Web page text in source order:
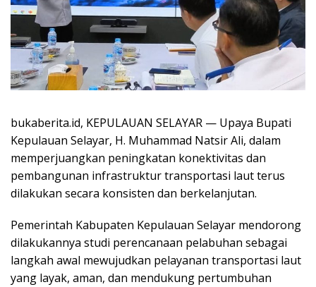
bukaberita.id, KEPULAUAN SELAYAR — Upaya Bupati
Kepulauan Selayar, H. Muhammad Natsir Ali, dalam
memperjuangkan peningkatan konektivitas dan
pembangunan infrastruktur transportasi laut terus
dilakukan secara konsisten dan berkelanjutan.
Pemerintah Kabupaten Kepulauan Selayar mendorong
dilakukannya studi perencanaan pelabuhan sebagai
langkah awal mewujudkan pelayanan transportasi laut
yang layak, aman, dan mendukung pertumbuhan